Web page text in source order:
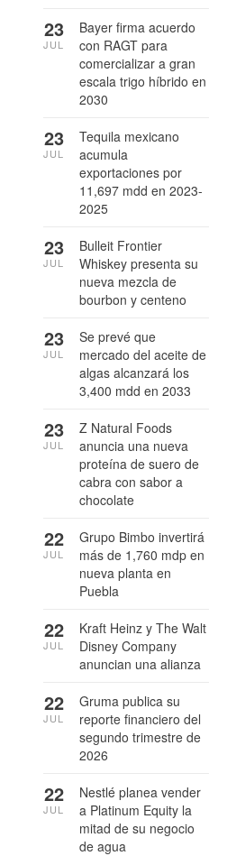
Bayer firma acuerdo
con RAGT para
comercializar a gran
escala trigo híbrido en
2030
23
JUL
Tequila mexicano
acumula
exportaciones por
11,697 mdd en 2023-
2025
23
JUL
Bulleit Frontier
Whiskey presenta su
nueva mezcla de
bourbon y centeno
23
JUL
Se prevé que
mercado del aceite de
algas alcanzará los
3,400 mdd en 2033
23
JUL
Z Natural Foods
anuncia una nueva
proteína de suero de
cabra con sabor a
chocolate
23
JUL
Grupo Bimbo invertirá
más de 1,760 mdp en
nueva planta en
Puebla
22
JUL
Kraft Heinz y The Walt
Disney Company
anuncian una alianza
22
JUL
Gruma publica su
reporte financiero del
segundo trimestre de
2026
22
JUL
Nestlé planea vender
a Platinum Equity la
mitad de su negocio
de agua
22
JUL